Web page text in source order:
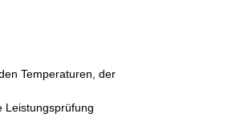
Temperaturen, der
Leistungsprüfung